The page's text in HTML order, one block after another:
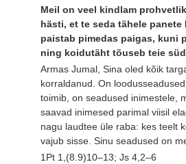
Meil on veel kindlam
hästi, et te seda tähele
paistab pimedas paigas, kuni
ning koidutäht tõuseb teie
Armas Jumal, Sina oled kõik
korraldanud. On
toimib, on seadused inimestele,
saavad inimesed parimal viisil
nagu laudtee üle raba: kes teelt
vajub sisse. Sinu seadused on
1Pt 1,(8.9)10–13; Js 4,2–6